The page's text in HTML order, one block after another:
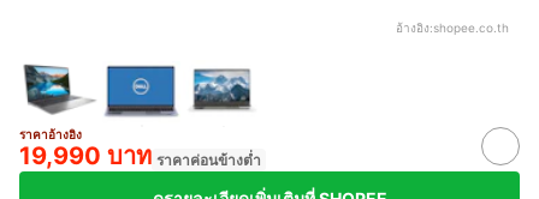
อ้างอิง:shopee.co.th
ราคาอ้างอิง
19,990 บาท ราคาค่อนข้างต่ำ